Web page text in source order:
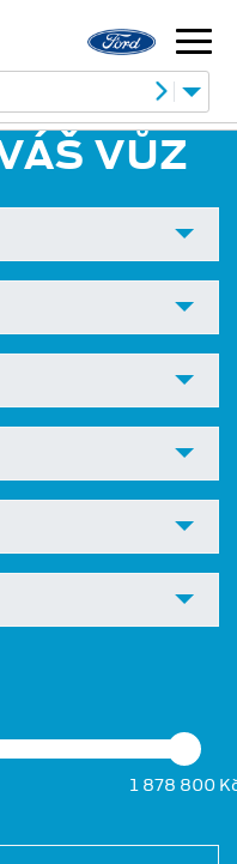
VŮZ
1 878 800